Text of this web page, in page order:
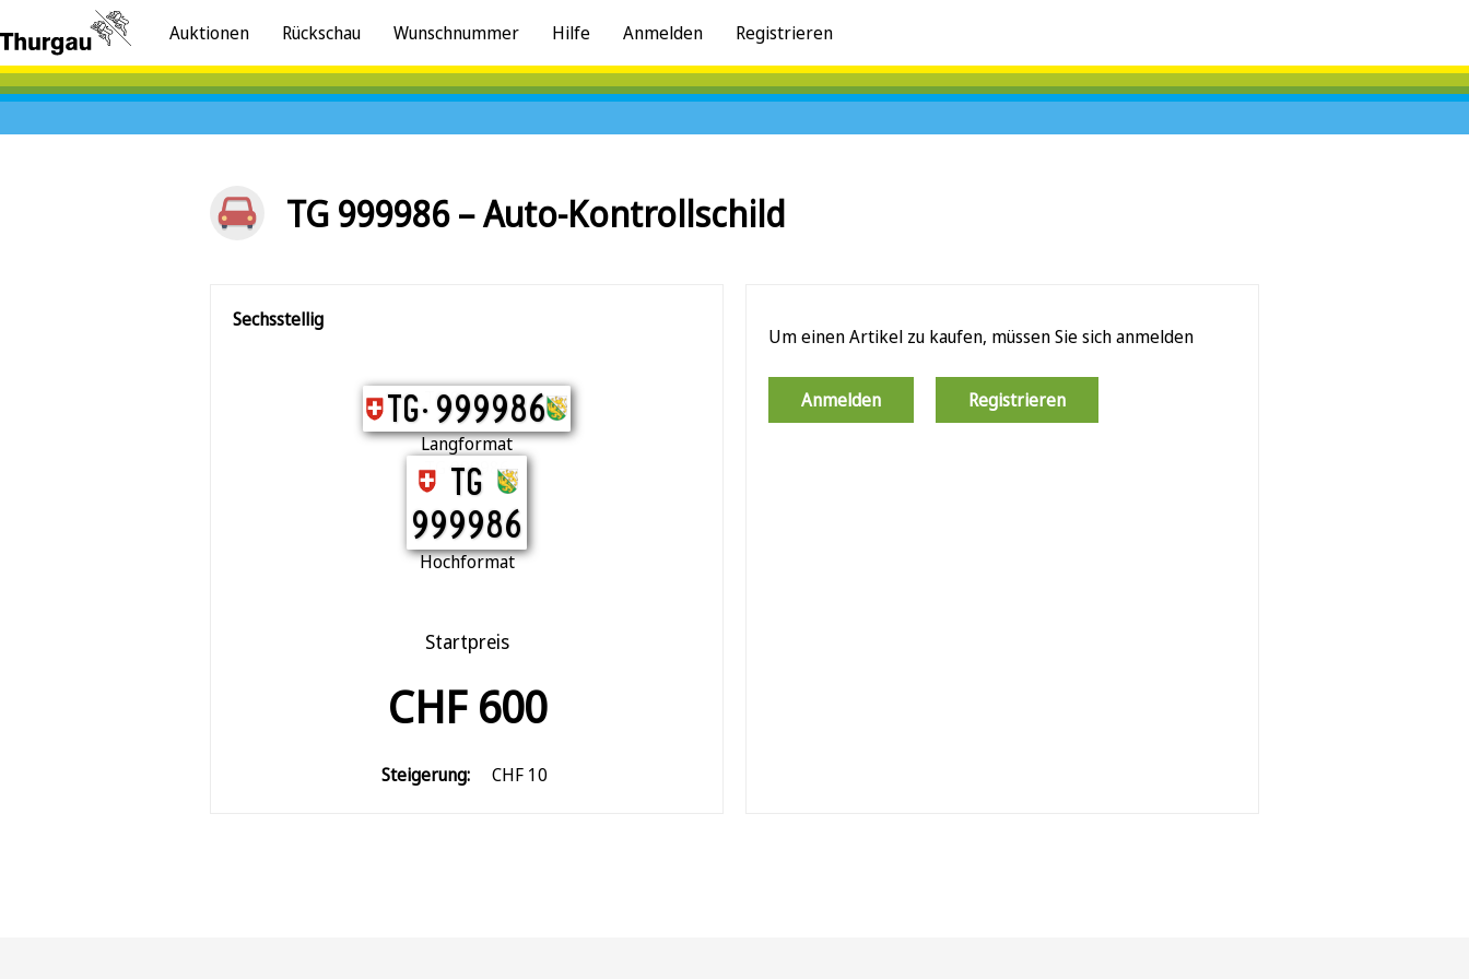
Auktionen Rückschau Wunschnummer Hilfe Anmelden Registrieren
TG 999986 – Auto-Kontrollschild
Sechsstellig
TG. 999986
TG 999986
Langformat
TG
999986
TG 999986
Hochformat
Startpreis
CHF 600
Steigerung: CHF 10
Um einen Artikel zu kaufen, müssen Sie sich anmelden
Anmelden Registrieren